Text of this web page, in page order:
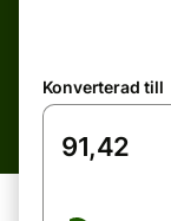
Konverterad till